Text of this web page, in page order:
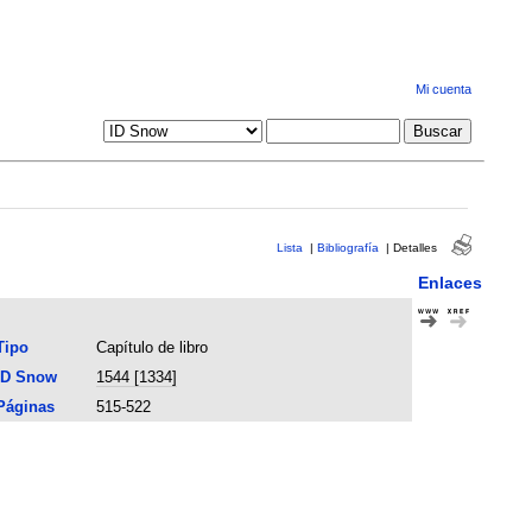
Mi cuenta
Lista | Bibliografía | Detalles
Enlaces
Capítulo de libro
Snow
1544 [1334]
515-522